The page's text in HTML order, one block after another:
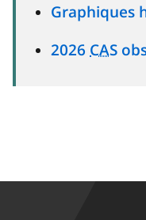
Graphiques
2026 CAS